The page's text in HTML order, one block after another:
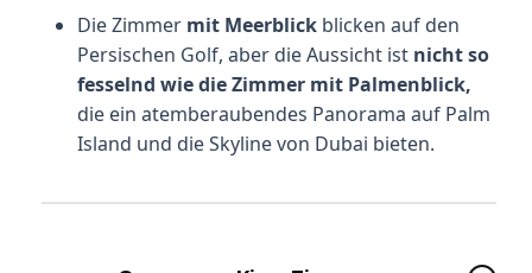
Die Zimmer mit Meerblickblicken auf den
Persischen Golf, aber die Aussicht ist nicht so
fesselnd wie die Zimmer mit Palmenblick,
die ein atemberaubendes Panorama auf Palm
Island und die Skyline von Dubai bieten.